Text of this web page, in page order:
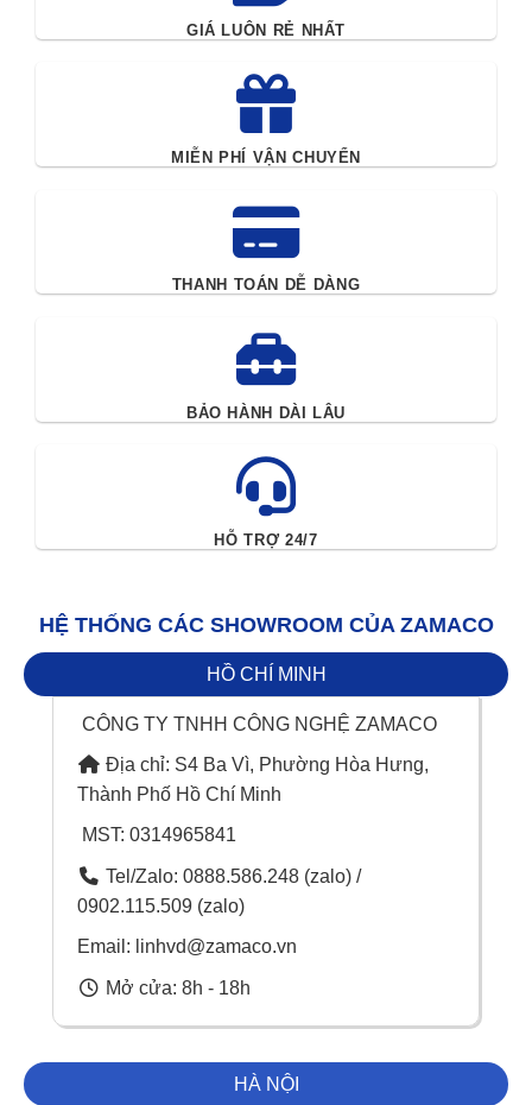
GIÁ LUÔN RẺ NHẤT
MIỄN PHÍ VẬN CHUYỂN
THANH TOÁN DỄ DÀNG
BẢO HÀNH DÀI LÂU
HỖ TRỢ 24/7
HỆ THỐNG CÁC SHOWROOM CỦA ZAMACO
HỒ CHÍ MINH
CÔNG TY TNHH CÔNG NGHỆ ZAMACO
Địa chỉ: S4 Ba Vì, Phường Hòa Hưng,
Thành Phố Hồ Chí Minh
MST: 0314965841
Tel/Zalo: 0888.586.248 (zalo) /
0902.115.509 (zalo)
Email: linhvd@zamaco.vn
Mở cửa: 8h - 18h
HÀ NỘI